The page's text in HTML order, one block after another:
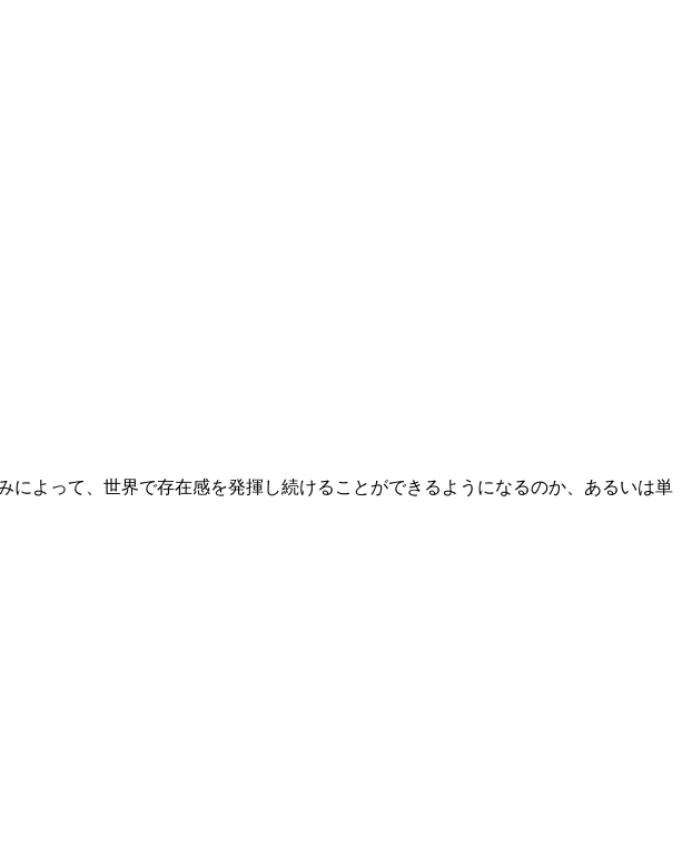
よって、世界で存在感を発揮し続けることができるようになるのか、あるいは単